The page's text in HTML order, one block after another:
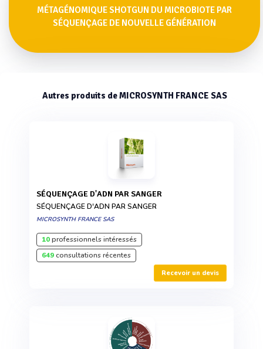
MÉTAGÉNOMIQUE SHOTGUN DU MICROBIOTE PAR
SÉQUENÇAGE DE NOUVELLE GÉNÉRATION
Autres produits de MICROSYNTH FRANCE SAS
SÉQUENÇAGE D'ADN PAR SANGER
SÉQUENÇAGE D'ADN PAR SANGER
MICROSYNTH FRANCE SAS
10professionnels intéressés
649consultations récentes
Recevoir un devis